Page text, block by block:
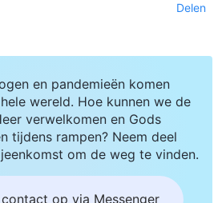
Delen
en pandemieën komen
wereld. Hoe kunnen we de
verwelkomen en Gods
tijdens rampen? Neem deel
om de weg te vinden.
op via Messenger